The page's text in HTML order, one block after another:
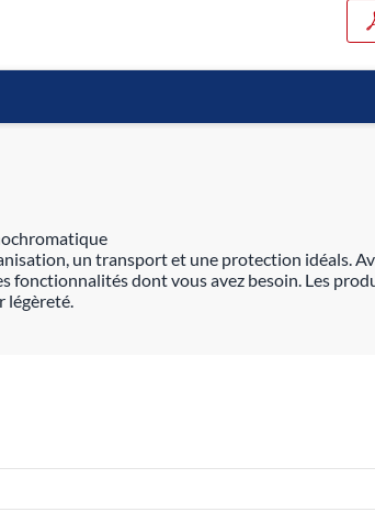
un transport et une protection idéals.
dont vous avez besoin. Les
légèreté.